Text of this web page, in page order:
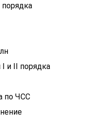
и II порядка
по ЧСС